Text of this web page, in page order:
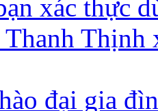
xác thực
Thịnh
đại gia